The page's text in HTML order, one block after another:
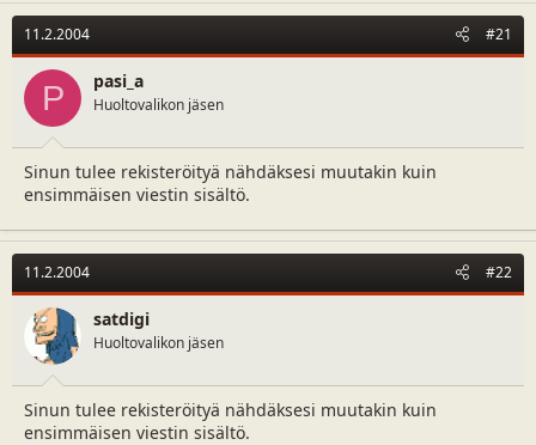
11.2.2004 #21
P pasi_a
Huoltovalikon jäsen
Sinun tulee rekisteröityä nähdäksesi muutakin kuin
ensimmäisen viestin sisältö.
11.2.2004 #22
satdigi
Huoltovalikon jäsen
Sinun tulee rekisteröityä nähdäksesi muutakin kuin
ensimmäisen viestin sisältö.